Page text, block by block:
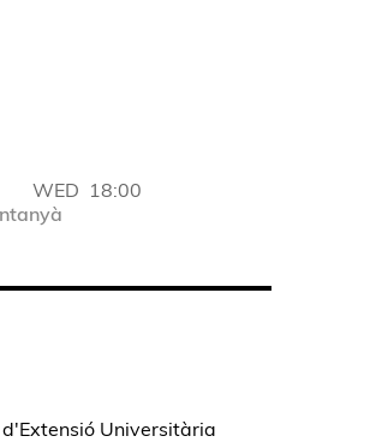
WED 18:00
Universitària